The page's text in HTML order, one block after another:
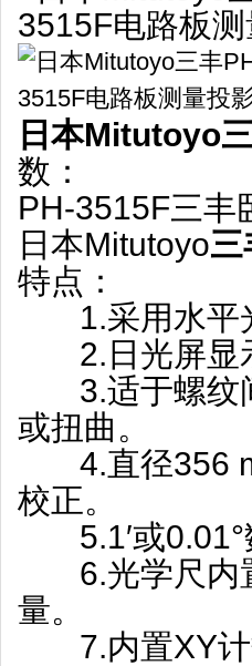
日本Mitutoyo
数：
PH-3515F三
日本Mitutoyo三
特点：
1.采用水平
2.日光屏显
3.适于螺纹
或扭曲。
4.直径356
校正。
5.1′或0.01°
6.光学尺内
量。
7.内置XY计